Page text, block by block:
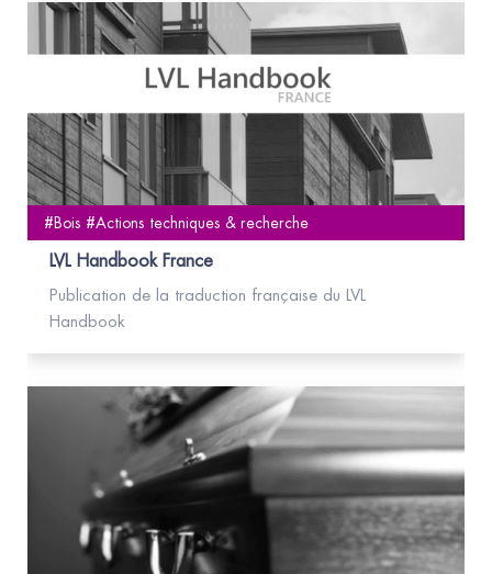
#Bois #Actions techniques & recherche
LVL Handbook France
Publication de la traduction française du LVL
Handbook